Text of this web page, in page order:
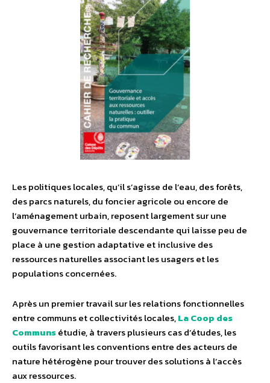
Les politiques locales, qu’il s’agisse de l’eau, des forêts,
des parcs naturels, du foncier agricole ou encore de
l’aménagement urbain, reposent largement sur une
gouvernance territoriale descendante qui laisse peu de
place à une gestion adaptative et inclusive des
ressources naturelles associant les usagers et les
populations concernées.
Après un premier travail sur les relations fonctionnelles
entre communs et collectivités locales,La Coop des
Communsétudie, à travers plusieurs cas d’études, les
outils favorisant les conventions entre des acteurs de
nature hétérogène pour trouver des solutions à l’accès
aux ressources.